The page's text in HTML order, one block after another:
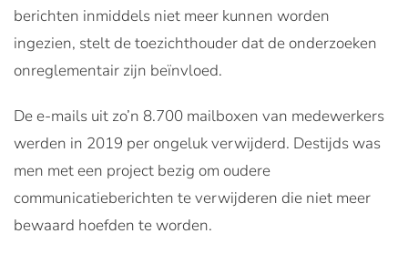
berichten inmiddels niet meer kunnen worden
ingezien, stelt de toezichthouder dat de onderzoeken
onreglementair zijn beïnvloed.
De e-mails uit zo’n 8.700 mailboxen van medewerkers
werden in 2019 per ongeluk verwijderd. Destijds was
men met een project bezig om oudere
communicatieberichten te verwijderen die niet meer
bewaard hoefden te worden.